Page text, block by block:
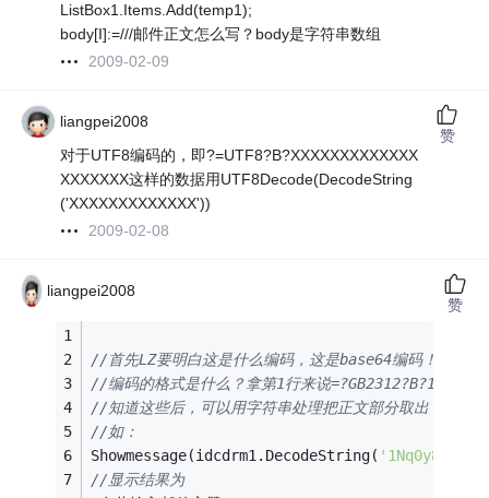
ListBox1.Items.Add(temp1);
body[I]:=///邮件正文怎么写？body是字符串数组
2009-02-09
liangpei2008
对于UTF8编码的，即?=UTF8?B?XXXXXXXXXXXXX
XXXXXXX这样的数据用UTF8Decode(DecodeString
('XXXXXXXXXXXXX'))
2009-02-08
赞
liangpei2008
//首先LZ要明白这是什么编码，这是base64编码！
//编码的格式是什么？拿第1行来说
//知道这些后，可以用字符串处理把正文部分取出，而后
//如：
Showmessage(idcdrm1.DecodeString(
//显示结果为
赞